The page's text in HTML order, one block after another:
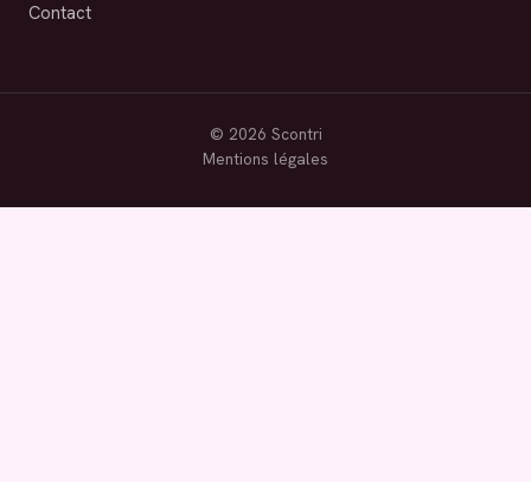
Contact
© 2026 Scontri
Mentions légales